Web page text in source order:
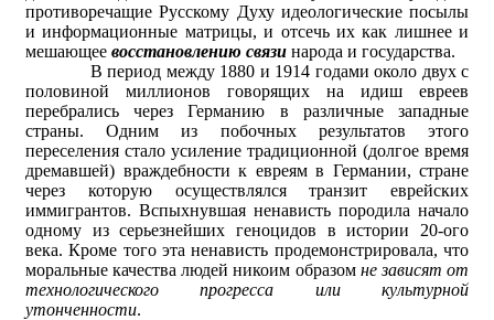
противоречащие Русскому Духу идеологические посылы
и информационные матрицы, и отсечь их как лишнее и
мешающее восстановлению связи народа и государства.
В период между 1880 и 1914 годами около двух с
половиной миллионов говорящих на идиш евреев
перебрались через Германию в различные западные
страны. Одним из побочных результатов этого
переселения стало усиление традиционной (долгое время
дремавшей) враждебности к евреям в Германии, стране
через которую осуществлялся транзит еврейских
иммигрантов. Вспыхнувшая ненависть породила начало
одному из серьезнейших геноцидов в истории 20-ого
века. Кроме того эта ненависть продемонстрировала, что
моральные качества людей никоим образом не зависят от
технологического прогресса или культурной
утонченности.